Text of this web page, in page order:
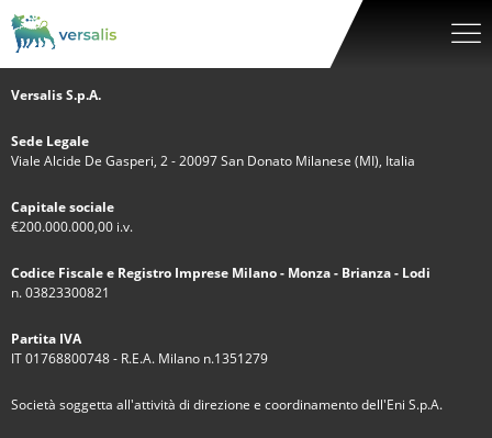
Versalis S.p.A.
Sede Legale
Viale Alcide De Gasperi, 2 - 20097 San Donato Milanese (MI), Italia
Capitale sociale
€200.000.000,00 i.v.
Codice Fiscale e Registro Imprese Milano - Monza - Brianza - Lodi
n. 03823300821
Partita IVA
IT 01768800748 - R.E.A. Milano n.1351279
Società soggetta all'attività di direzione e coordinamento dell'Eni S.p.A.